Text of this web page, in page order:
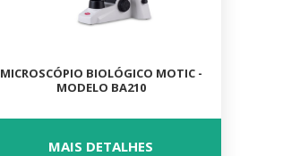
MICROSCÓPIO BIOLÓGICO MOTIC -
MODELO BA210
MAIS DETALHES